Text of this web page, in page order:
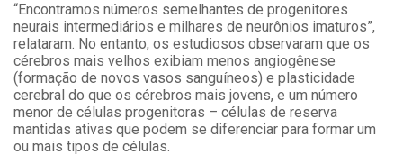
“Encontramos números semelhantes de progenitores
neurais intermediários e milhares de neurônios imaturos”,
relataram. No entanto, os estudiosos observaram que os
cérebros mais velhos exibiam menos angiogênese
(formação de novos vasos sanguíneos) e plasticidade
cerebral do que os cérebros mais jovens, e um número
menor de células progenitoras – células de reserva
mantidas ativas que podem se diferenciar para formar um
ou mais tipos de células.